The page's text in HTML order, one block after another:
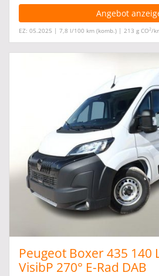
Angebot
EZ: 05.2025 | 7,8 l/100 km (komb.) | 213 g CO2/
Peugeot Boxer 435 140
VisibP 270° E-Rad DAB